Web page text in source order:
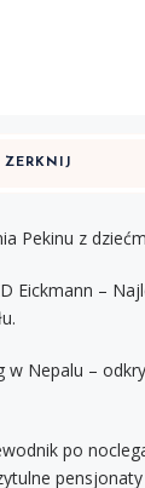
ZERKNIJ
Pekinu z
Eickmann –
w Nepalu –
po